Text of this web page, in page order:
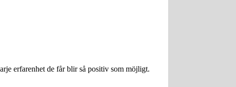
erfarenhet de får blir så positiv som möjligt.